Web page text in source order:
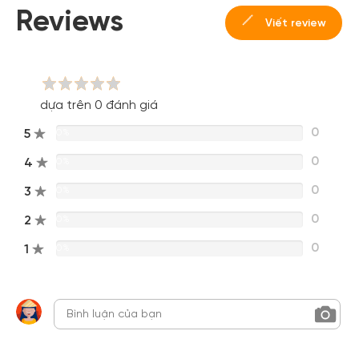
Reviews Viết review
dựa trên 0 đánh giá
5 0
4 0
3 0
2 0
1 0